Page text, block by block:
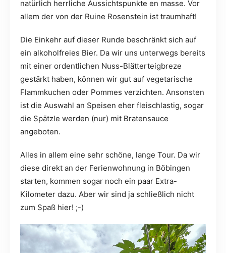
natürlich herrliche Aussichtspunkte en masse. Vor
allem der von der Ruine Rosenstein ist traumhaft!
Die Einkehr auf dieser Runde beschränkt sich auf
ein alkoholfreies Bier. Da wir uns unterwegs bereits
mit einer ordentlichen Nuss-Blätterteigbreze
gestärkt haben, können wir gut auf vegetarische
Flammkuchen oder Pommes verzichten. Ansonsten
ist die Auswahl an Speisen eher fleischlastig, sogar
die Spätzle werden (nur) mit Bratensauce
angeboten.
Alles in allem eine sehr schöne, lange Tour. Da wir
diese direkt an der Ferienwohnung in Böbingen
starten, kommen sogar noch ein paar Extra-
Kilometer dazu. Aber wir sind ja schließlich nicht
zum Spaß hier! ;-)